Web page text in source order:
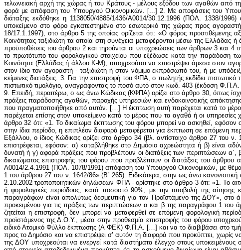
τελωνειακή αρχή της χώρας ή του Κράτους - μέλους εξόδου των αγαθών από
φορά με απόφαση του Υπουργού Οικονομικών. [...] 2. Με αποφάσεις του
διάταξης εκδόθηκε η 1138050/4885/1436/Α0014/30.12.1996 (ΠΟΛ. 1338/
υποκείμενο στο φόρο εγκατεστημένο στο εσωτερικό της χώρας προς
18/17.1.1997), στο άρθρο 5 της οποίας ορίζεται ότι: «Ο φόρος
Κοινότητας ταξιδιώτη τα οποία στη συνέχεια μεταφέρονται μέσω της
προϋποθέσεις του άρθρου 2 και τηρούνται οι υποχρεώσεις των άρθρων 3 και
το πρωτότυπο του φορολογικού στοιχείου που εξέδωσε κατά την παράδοση
Κοινότητα (Ελλάδας ή άλλου Κ-Μ), υποχρεούται να επιστρέψει άμεσα στον
στον ίδιο τον αγοραστή - ταξιδιώτη ή στον νόμιμο εκπρόσωπό του, ή με
κείμενες διατάξεις. 3. Για την επιστροφή του ΦΠΑ, ο πωλητής εκδίδει
πιστωτικό τιμολόγιο, αναγράφοντας το ποσό αυτό στον κωδ. 403 (έκδοση Φ.Π.Α.
9. Επειδή, περαιτέρω, ο ως άνω Κώδικας (ΚΦΠΑ) ορίζει στο άρθρο 30, όπως
πράξεις παράδοσης αγαθών, παροχής υπηρεσιών και ενδοκοινοτικής
που πραγματοποιήθηκε από αυτόν. […] Η έκπτωση αυτή παρέχεται κατά το
παρέχεται επίσης στον υποκείμενο κατά το μέρος που τα αγαθά ή οι
άρθρο 32 ότι: «1. Το δικαίωμα έκπτωσης του φόρου μπορεί να ασκηθεί,
στην ίδια περίοδο, η επιπλέον διαφορά μεταφέρεται για έκπτωση σε επόμενη
Εξάλλου, ο ίδιος Κώδικας ορίζει στο άρθρο 34 (βλ. αντίστοιχο άρθρο 27
επιστρέφεται, εφόσον: α) καταβλήθηκε στο Δημόσιο αχρεώστητα ή β) είναι
δυνατή ή γ) αφορά πράξεις που προβλέπουν οι διατάξεις των περιπτώσεων
δικαιώματος επιστροφής του φόρου που προβλέπουν οι διατάξεις του
Α0014/2.4.1991 (ΠΟΛ. 1078/1991) απόφαση του Υπουργού Οικονομικών, με θέμα
1 του άρθρου 27 του ν. 1642/86» (Β΄ 265). Ειδικότερα, στην ως άνω
2.10.2002 τροποποιητικών δηλώσεων ΦΠΑ - ορίστηκε στο άρθρο 3 ότι: «1. Το
ή φορολογικές περιόδους, κατά ποσοστό 90%, με την υποβολή της
παραγράφων είναι απολύτως δεσμευτική για τον Προϊστάμενο της ΔΟΥ»,
προκειμένου για τις πράξεις των περιπτώσεων α και β της παραγράφου 1
ζητείται η επιστροφή, δεν μπορεί να μεταφερθεί σε επόμενη φορολογική
προϊστάμενος της Δ.Ο.Υ., μέσα στην προθεσμία επιστροφής του φόρου
ειδικό Ατομικό Φύλλο έκπτωσης (Α ΦΕΚ) Φ.Π.Α. […] και να το διαβιβάσει στο
προς το Δημόσιο και να επιστρέψει σ’ αυτόν τη διαφορά που προκύπτει, χωρίς
της ΔΟΥ υποχρεούται να ενεργεί κατά διαστήματα έλεγχο στους